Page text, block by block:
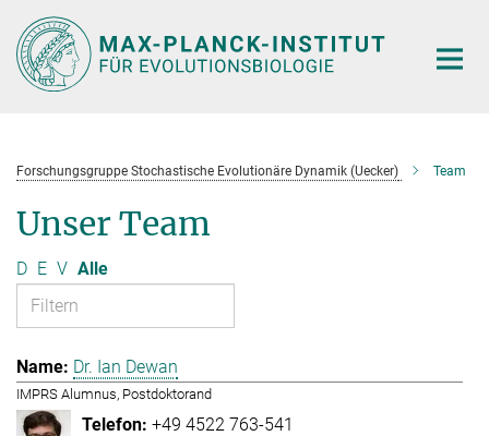
Hauptinhalt
Forschungsgruppe Stochastische Evolutionäre Dynamik (Uecker) Team
Unser Team
D E V Alle
Dr. Ian Dewan
IMPRS Alumnus, Postdoktorand
+49 4522 763-541